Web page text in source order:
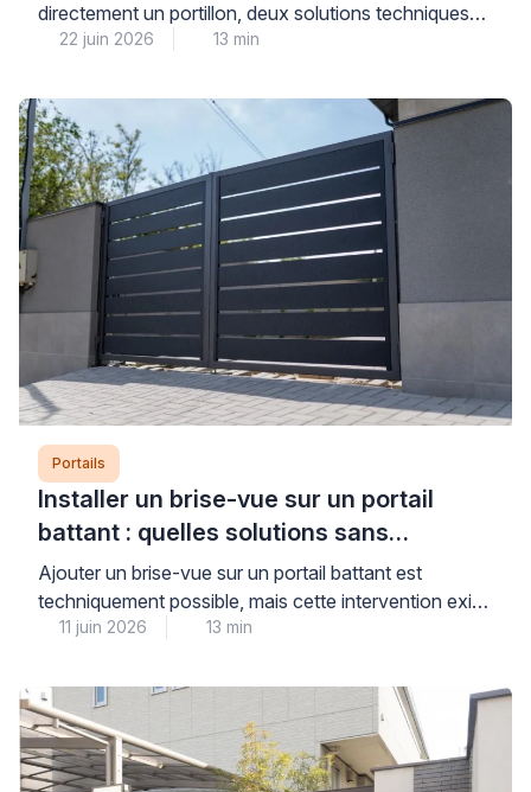
directement un portillon, deux solutions techniques
s’offrent à vous : le scellement de poteaux ou la
décision conditionne directement la stabilité, la
durabilité et la sécurité de votre installation sur le long
terme. Pour faire le bon choix, il convient […]
22 juin 2026 13 min
Portails
Installer un brise-vue sur un portail
battant : quelles solutions sans
aggraver l’affaissement ?
Ajouter un brise-vue sur un portail battant est
techniquement possible, mais cette intervention exige
un diagnostic préalable rigoureux pour ne pas
structure déjà sollicitée. La prise au vent et le poids
supplémentaire constituent les deux facteurs
aggravants principaux, particulièrement sur des
gonds fatigués ou des poteaux mal scellés. […]
11 juin 2026 13 min